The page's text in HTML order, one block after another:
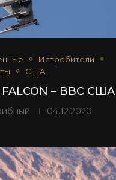
Истребители
США
FALCON – ВВС США
04.12.2020